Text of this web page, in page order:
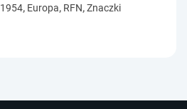
1954, Europa, RFN,Znaczki